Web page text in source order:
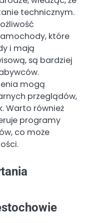
technicznym.
które
i mają
są bardziej
mogą
przeglądów,
Warto również
programy
co może